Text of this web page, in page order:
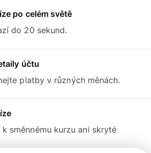
po celém světě
do 20 sekund.
účtu
platby v různých měnách.
k směnnému kurzu ani skryté